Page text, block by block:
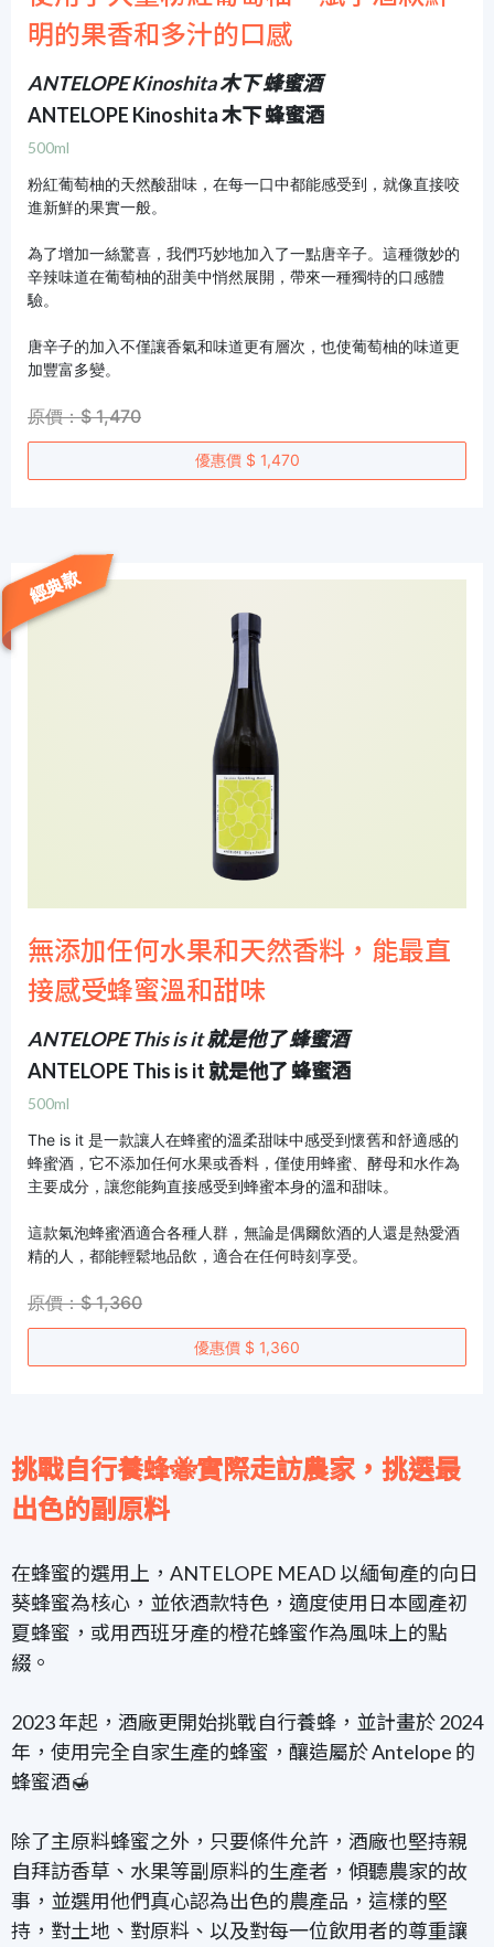
明的果香和多汁的口感
ANTELOPE Kinoshita 木下 蜂蜜酒
ANTELOPE Kinoshita 木下 蜂蜜酒
500ml
粉紅葡萄柚的天然酸甜味，在每一口中都能感受到，就像直接咬
進新鮮的果實一般。
為了增加一絲驚喜，我們巧妙地加入了一點唐辛子。這種微妙的
辛辣味道在葡萄柚的甜美中悄然展開，帶來一種獨特的口感體
驗。
唐辛子的加入不僅讓香氣和味道更有層次，也使葡萄柚的味道更
加豐富多變。
原價：$ 1,470
優惠價 $ 1,470
經典款
無添加任何水果和天然香料，能最直
接感受蜂蜜溫和甜味
ANTELOPE This is it 就是他了 蜂蜜酒
ANTELOPE This is it 就是他了 蜂蜜酒
500ml
The is it 是一款讓人在蜂蜜的溫柔甜味中感受到懷舊和舒適感的
蜂蜜酒，它不添加任何水果或香料，僅使用蜂蜜、酵母和水作為
主要成分，讓您能夠直接感受到蜂蜜本身的溫和甜味。
這款氣泡蜂蜜酒適合各種人群，無論是偶爾飲酒的人還是熱愛酒
精的人，都能輕鬆地品飲，適合在任何時刻享受。
原價：$ 1,360
優惠價 $ 1,360
挑戰自行養蜂🐝實際走訪農家，挑選最
出色的副原料
在蜂蜜的選用上，ANTELOPE MEAD 以緬甸產的向日
葵蜂蜜為核心，並依酒款特色，適度使用日本國產初
夏蜂蜜，或用西班牙產的橙花蜂蜜作為風味上的點
綴。
2023 年起，酒廠更開始挑戰自行養蜂，並計畫於 2024
年，使用完全自家生產的蜂蜜，釀造屬於 Antelope 的
蜂蜜酒🍯
除了主原料蜂蜜之外，只要條件允許，酒廠也堅持親
自拜訪香草、水果等副原料的生產者，傾聽農家的故
事，並選用他們真心認為出色的農產品，這樣的堅
持，對土地、對原料、以及對每一位飲用者的尊重讓